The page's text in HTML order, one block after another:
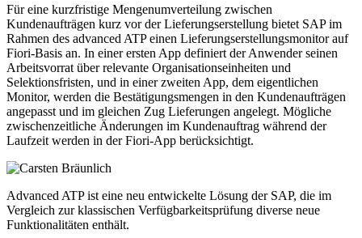
Für eine kurzfristige Mengenumverteilung zwischen
Kundenaufträgen kurz vor der Lieferungserstellung bietet SAP im
Rahmen des advanced ATP einen Lieferungserstellungsmonitor auf
Fiori-Basis an. In einer ersten App definiert der Anwender seinen
Arbeitsvorrat über relevante Organisationseinheiten und
Selektionsfristen, und in einer zweiten App, dem eigentlichen
Monitor, werden die Bestätigungsmengen in den Kundenaufträgen
angepasst und im gleichen Zug Lieferungen angelegt. Mögliche
zwischenzeitliche Änderungen im Kundenauftrag während der
Laufzeit werden in der Fiori-App berücksichtigt.
Advanced ATP ist eine neu entwickelte Lösung der SAP, die im
Vergleich zur klassischen Verfügbarkeitsprüfung diverse neue
Funktionalitäten enthält.